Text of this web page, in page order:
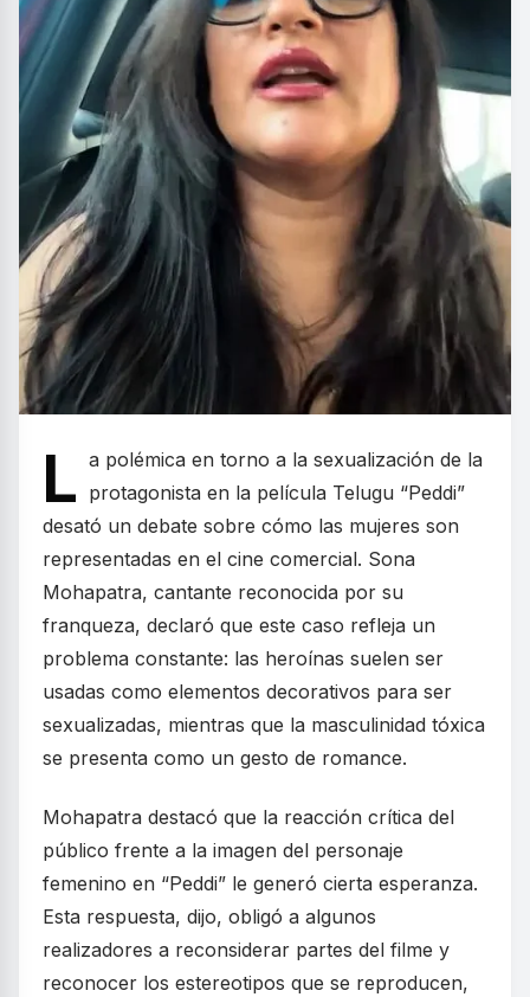
L a polémica en torno a la sexualización de la
protagonista en la película Telugu “Peddi”
desató un debate sobre cómo las mujeres son
representadas en el cine comercial. Sona
Mohapatra, cantante reconocida por su
franqueza, declaró que este caso refleja un
problema constante: las heroínas suelen ser
usadas como elementos decorativos para ser
sexualizadas, mientras que la masculinidad tóxica
se presenta como un gesto de romance.
Mohapatra destacó que la reacción crítica del
público frente a la imagen del personaje
femenino en “Peddi” le generó cierta esperanza.
Esta respuesta, dijo, obligó a algunos
realizadores a reconsiderar partes del filme y
reconocer los estereotipos que se reproducen,